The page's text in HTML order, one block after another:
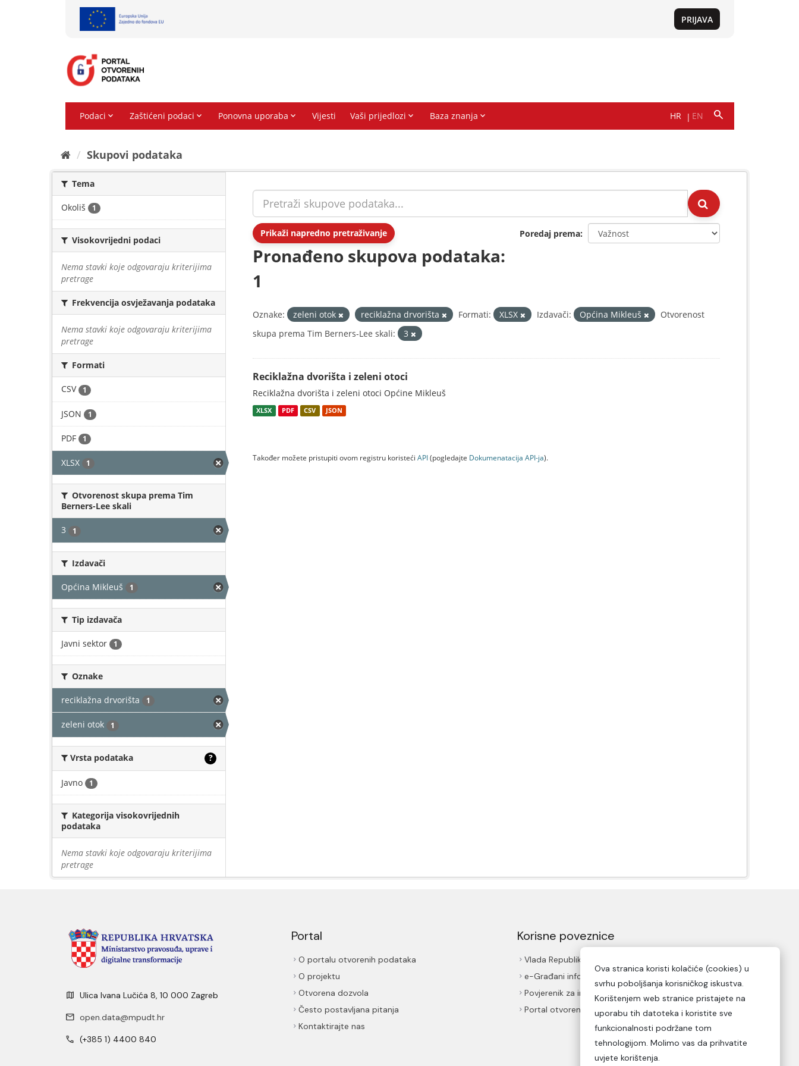
Skupovi podаtаkа
Tema
Okoliš 1
Visokovrijedni podaci
Nema stavki koje odgovaraju kriterijima
pretrage
Frekvencija osvježavanja podataka
Nema stavki koje odgovaraju kriterijima
pretrage
Formati
CSV 1
JSON 1
PDF 1
XLSX 1
Otvorenost skupa prema Tim
Berners-Lee skali
3 1
Izdavači
Općina Mikleuš 1
Tip izdavača
Javni sektor 1
Oznake
reciklažna drvorišta 1
zeleni otok 1
Vrsta podataka ?
Javno 1
Kategorija visokovrijednih
podataka
Nema stavki koje odgovaraju kriterijima
pretrage
Prikaži napredno pretraživanje Poredaj prema
Pronađeno skupova podataka:
1
Oznake: zeleni otok reciklažna drvorišta Formati: XLSX Izdavači: Općina Mikleuš
Otvorenost
skupa prema Tim Berners-Lee skali:
3
Reciklažna dvorišta i zeleni otoci
Reciklažna dvorišta i zeleni otoci Općine Mikleuš
XLSX PDF CSV JSON
Također možete pristupiti ovom registru koristeći API(pogledajte Dokumenаtаcijа API-jа).